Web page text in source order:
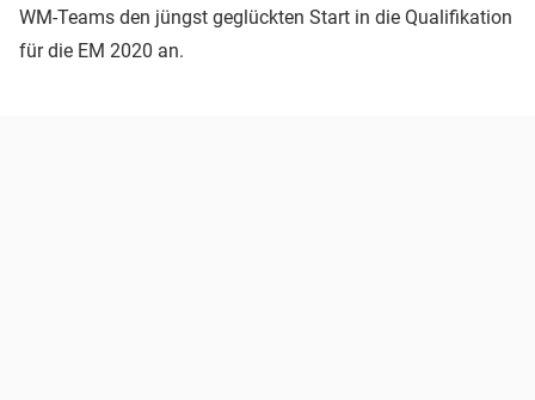
WM-Teams den jüngst geglückten Start in die Qualifikation
für die EM 2020 an.